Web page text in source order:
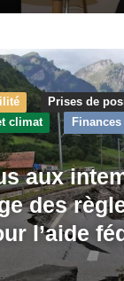
Prises de
climat
aux
des
l’aide